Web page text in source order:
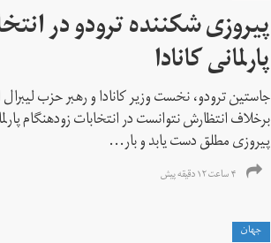
پیروزی شکننده ترودو در
پارلمانی کانادا
جاستین ترودو، نخست وزیر کانادا و رهبر حزب
برخلاف انتظارش نتوانست در انتخابات زود‌هنگام
پیروزی مطلق دست یابد و بار...
۴ ساعت ۱۲ دقیقه پیش
جهان